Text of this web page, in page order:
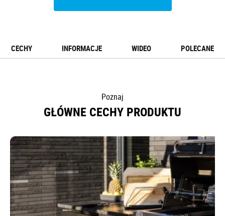
CECHY INFORMACJE WIDEO POLECANE
Poznaj
GŁÓWNE CECHY PRODUKTU